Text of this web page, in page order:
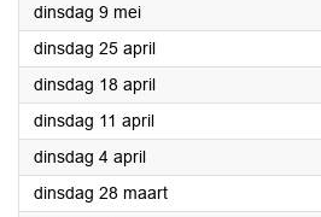
dinsdag 9 mei2023
dinsdag 25 april2023
dinsdag 18 april2023
dinsdag 11 april2023
dinsdag 4 april2023
dinsdag 28 maart2023